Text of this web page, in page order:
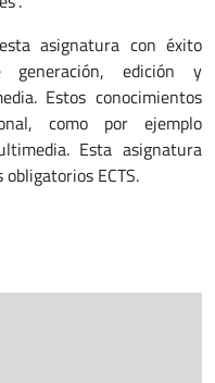
asignatura con éxito
generación, edición y
Estos conocimientos
como por ejemplo
Esta asignatura
ECTS.